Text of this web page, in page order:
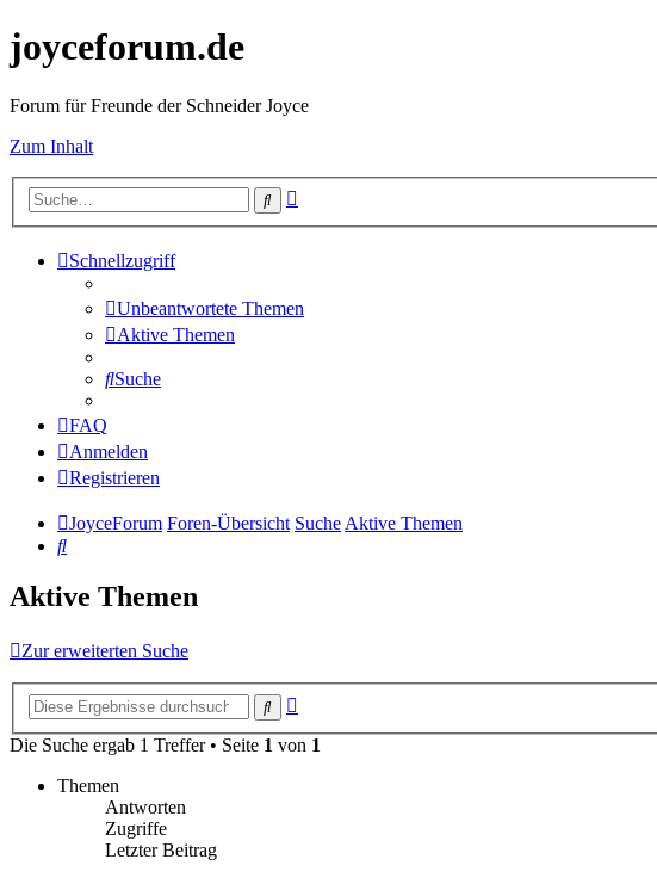
joyceforum.de
Forum für Freunde der Schneider Joyce
Zum Inhalt
Suche
Schnellzugriff
Unbeantwortete Themen
Aktive Themen
Suche
FAQ
Anmelden
Registrieren
JoyceForum Foren-Übersicht SucheAktive Themen
Suche
Aktive Themen
Zur erweiterten Suche
Suche
Die Suche ergab 1 Treffer • Seite 1 von 1
Themen
Antworten
Zugriffe
Letzter Beitrag